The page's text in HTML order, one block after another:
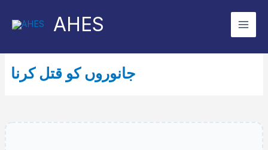
AHES
جانوروں کو قتل کرنا